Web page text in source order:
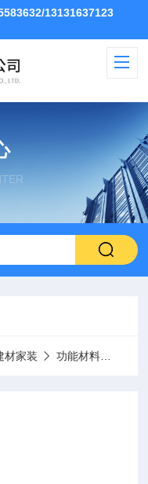
13131637123
材家装 功能材料